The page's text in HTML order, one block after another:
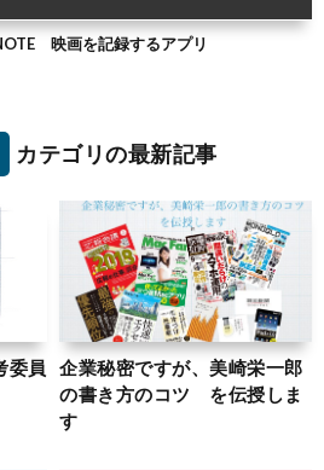
映画を記録するアプリ
カテゴリの最新記事
委員
企業秘密ですが、美崎栄一郎
の書き方のコツ を伝授しま
す